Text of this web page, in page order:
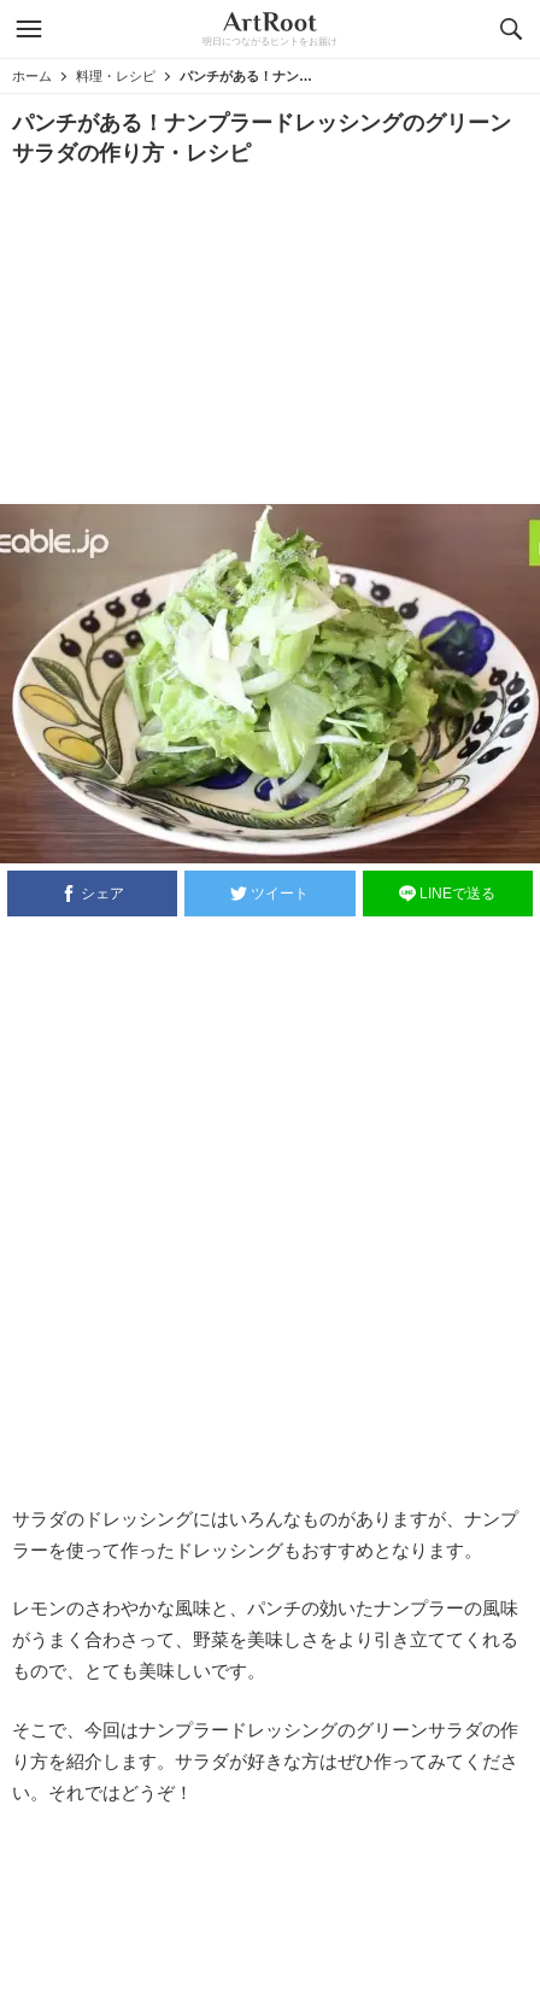
明日につながるヒントをお届け
ホーム 料理・レシピ パンチがある！ナンプラードレッシングのグリーンサラダの作り方・レシピ
パンチがある！ナンプラードレッシングのグリーン
サラダの作り方・レシピ
シェア ツイート LINEで送る
サラダのドレッシングにはいろんなものがありますが、ナンプ
ラーを使って作ったドレッシングもおすすめとなります。
レモンのさわやかな風味と、パンチの効いたナンプラーの風味
がうまく合わさって、野菜を美味しさをより引き立ててくれる
もので、とても美味しいです。
そこで、今回はナンプラードレッシングのグリーンサラダの作
り方を紹介します。サラダが好きな方はぜひ作ってみてくださ
い。それではどうぞ！